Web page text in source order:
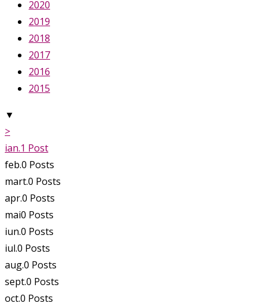
2020
2019
2018
2017
2016
2015
▼
>
ian.1 Post
feb.0 Posts
mart.0 Posts
apr.0 Posts
mai0 Posts
iun.0 Posts
iul.0 Posts
aug.0 Posts
sept.0 Posts
oct.0 Posts